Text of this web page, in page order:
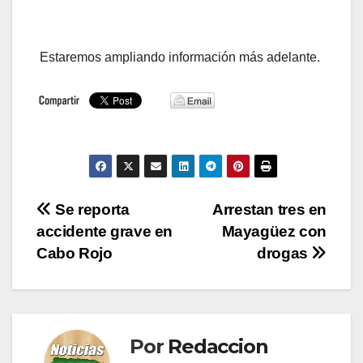
Estaremos ampliando información más adelante.
Navegación
de
entradas
Arrestan tres en
Mayagüez con
drogas
Se reporta
accidente grave en
Cabo Rojo
Por Redaccion